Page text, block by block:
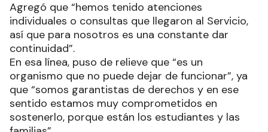
Agregó que “hemos tenido atenciones
individuales o consultas que llegaron al Servicio,
así que para nosotros es una constante dar
continuidad”.
En esa línea, puso de relieve que “es un
organismo que no puede dejar de funcionar”, ya
que “somos garantistas de derechos y en ese
sentido estamos muy comprometidos en
sostenerlo, porque están los estudiantes y las